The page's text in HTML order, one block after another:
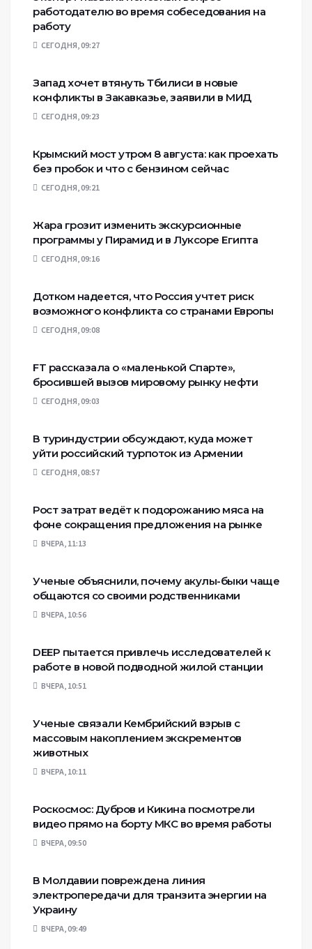
работодателю во время собеседования на
работу
СЕГОДНЯ, 09:27
Запад хочет втянуть Тбилиси в новые
конфликты в Закавказье, заявили в МИД
СЕГОДНЯ, 09:23
Крымский мост утром 8 августа: как проехать
без пробок и что с бензином сейчас
СЕГОДНЯ, 09:21
Жара грозит изменить экскурсионные
программы у Пирамид и в Луксоре Египта
СЕГОДНЯ, 09:16
Дотком надеется, что Россия учтет риск
возможного конфликта со странами Европы
СЕГОДНЯ, 09:08
FT рассказала о «маленькой Спарте»,
бросившей вызов мировому рынку нефти
СЕГОДНЯ, 09:03
В туриндустрии обсуждают, куда может
уйти российский турпоток из Армении
СЕГОДНЯ, 08:57
Рост затрат ведёт к подорожанию мяса на
фоне сокращения предложения на рынке
ВЧЕРА, 11:13
Ученые объяснили, почему акулы-быки чаще
общаются со своими родственниками
ВЧЕРА, 10:56
DEEP пытается привлечь исследователей к
работе в новой подводной жилой станции
ВЧЕРА, 10:51
Ученые связали Кембрийский взрыв с
массовым накоплением экскрементов
животных
ВЧЕРА, 10:11
Роскосмос: Дубров и Кикина посмотрели
видео прямо на борту МКС во время работы
ВЧЕРА, 09:50
В Молдавии повреждена линия
электропередачи для транзита энергии на
Украину
ВЧЕРА, 09:49